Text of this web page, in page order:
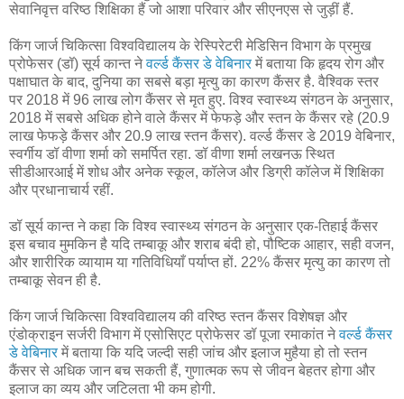
सेवानिवृत्त वरिष्ठ शिक्षिका हैं जो आशा परिवार और सीएनएस से जुड़ीं हैं.
किंग जार्ज चिकित्सा विश्वविद्यालय के रेस्पिरेटरी मेडिसिन विभाग के प्रमुख
प्रोफेसर (डॉ) सूर्य कान्त नेवर्ल्ड कैंसर डे वेबिनार में बताया कि हृदय रोग और
पक्षाघात के बाद, दुनिया का सबसे बड़ा मृत्यु का कारण कैंसर है. वैश्विक स्तर
पर 2018 में 96 लाख लोग कैंसर से मृत हुए. विश्व स्वास्थ्य संगठन के अनुसार,
2018 में सबसे अधिक होने वाले कैंसर में फेफड़े और स्तन के कैंसर रहे (20.9
लाख फेफड़े कैंसर और 20.9 लाख स्तन कैंसर). वर्ल्ड कैंसर डे 2019 वेबिनार,
स्वर्गीय डॉ वीणा शर्मा को समर्पित रहा. डॉ वीणा शर्मा लखनऊ स्थित
सीडीआरआई में शोध और अनेक स्कूल, कॉलेज और डिग्री कॉलेज में शिक्षिका
और प्रधानाचार्य रहीं.
डॉ सूर्य कान्त ने कहा कि विश्व स्वास्थ्य संगठन के अनुसार एक-तिहाई कैंसर
इस बचाव मुमकिन है यदि तम्बाकू और शराब बंदी हो, पौष्टिक आहार, सही वजन,
और शारीरिक व्यायाम या गतिविधियाँ पर्याप्त हों. 22% कैंसर मृत्यु का कारण तो
तम्बाकू सेवन ही है.
किंग जार्ज चिकित्सा विश्वविद्यालय की वरिष्ठ स्तन कैंसर विशेषज्ञ और
एंडोक्राइन सर्जरी विभाग में एसोसिएट प्रोफेसर डॉ पूजा रमाकांत नेवर्ल्ड कैंसर
डे वेबिनार में बताया कि यदि जल्दी सही जांच और इलाज मुहैया हो तो स्तन
कैंसर से अधिक जान बच सकती हैं, गुणात्मक रूप से जीवन बेहतर होगा और
इलाज का व्यय और जटिलता भी कम होगी.